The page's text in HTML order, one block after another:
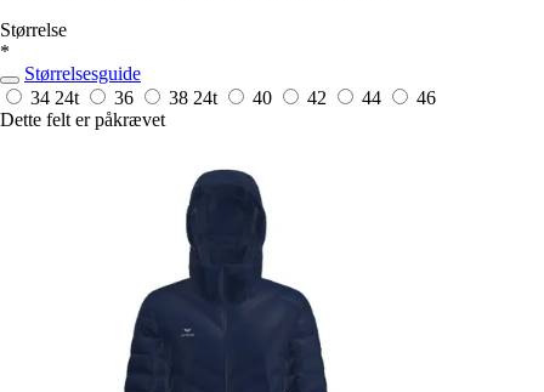
Størrelse
*
Størrelsesguide
34 24t 36 38 24t 40 42 44
46
Dette felt er påkrævet